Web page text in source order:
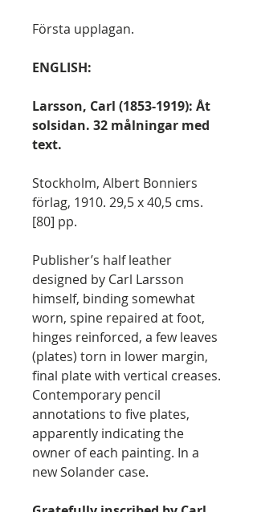
Första upplagan.
ENGLISH:
Larsson, Carl (1853-1919): Åt
solsidan. 32 målningar med
text.
Stockholm, Albert Bonniers
förlag, 1910. 29,5 x 40,5 cms.
[80] pp.
Publisher’s half leather
designed by Carl Larsson
himself, binding somewhat
worn, spine repaired at foot,
hinges reinforced, a few leaves
(plates) torn in lower margin,
final plate with vertical creases.
Contemporary pencil
annotations to five plates,
apparently indicating the
owner of each painting. In a
new Solander case.